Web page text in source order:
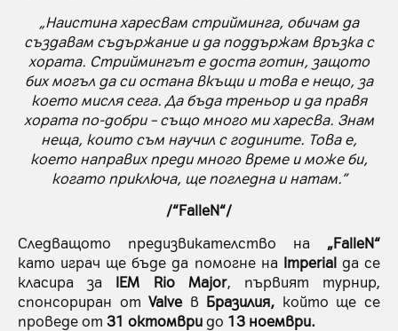
„Наистина харесвам стрийминга, обичам да
създавам съдържание и да поддържам връзка с
хората. Стриймингът е доста готин, защото
бих могъл да си остана вкъщи и това е нещо, за
което мисля сега. Да бъда треньор и да правя
хората по-добри – също много ми харесва. Знам
неща, които съм научил с годините. Това е,
което направих преди много време и може би,
когато приключа, ще погледна и натам.”
/“FalleN“/
Следващото предизвикателство на „FalleN“
като играч ще бъде да помогне на Imperialда се
класира за IEM Rio Major, първият турнир,
спонсориран отValve в Бразилия, който ще се
проведе от 31 октомвридо 13 ноември.